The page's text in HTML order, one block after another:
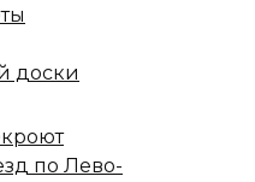
доски
по Лево-